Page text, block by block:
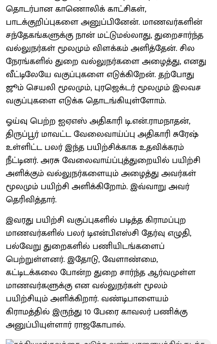
தொடர்பான காணொலிக் காட்சிகள்,
பாடக்குறிப்புகளை அனுப்பினேன். மாணவர்களின்
சந்தேகங்களுக்கு நான் மட்டுமல்லாது, துறைசார்ந்த
வல்லுநர்கள் மூலமும் விளக்கம் அளித்தேன். சில
நேரங்களில் துறை வல்லுநர்களை அழைத்து, எனது
வீட்டிலேயே வகுப்புகளை எடுக்கிறேன். தற்போது
ஜூம் செயலி மூலமும், புரஜெக்டர் மூலமும் இலவச
வகுப்புகளை எடுக்க தொடங்கியுள்ளோம்.
ஓய்வு பெற்ற ஐஏஎஸ் அதிகாரி டி.என்.ராமநாதன்,
திருப்பூர் மாவட்ட வேலைவாய்ப்பு அதிகாரி சுரேஷ்
உள்ளிட்ட பலர் இந்த பயிற்சிக்காக உதவிக்கரம்
நீட்டினர். அரசு வேலைவாய்ப்புத்துறையில் பயிற்சி
அளிக்கும் வல்லுநர்களையும் அழைத்து அவர்கள்
மூலமும் பயிற்சி அளிக்கிறோம். இவ்வாறு அவர்
தெரிவித்தார்.
இவரது பயிற்சி வகுப்புகளில் படித்த கிராமப்புற
மாணவர்களில் பலர் டிஎன்பிஎஸ்சி தேர்வு எழுதி,
பல்வேறு துறைகளில் பணியிடங்களைப்
பெற்றுள்ளனர். இதோடு, வேளாண்மை,
கட்டிடக்கலை போன்ற துறை சார்ந்த ஆர்வமுள்ள
மாணவர்களுக்கு என வல்லுநர்கள் மூலம்
பயிற்சியும் அளிக்கிறார். வண்டிபாளையம்
கிராமத்தில் இருந்து 10 பேரை காவலர் பணிக்கு
அனுப்பியுள்ளார் ராஜகோபால்.